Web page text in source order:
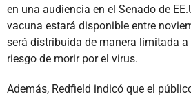
en una audiencia en el Senado de
vacuna estará disponible entre
será distribuida de manera limitada
riesgo de morir por el virus.
Además, Redfield indicó que el